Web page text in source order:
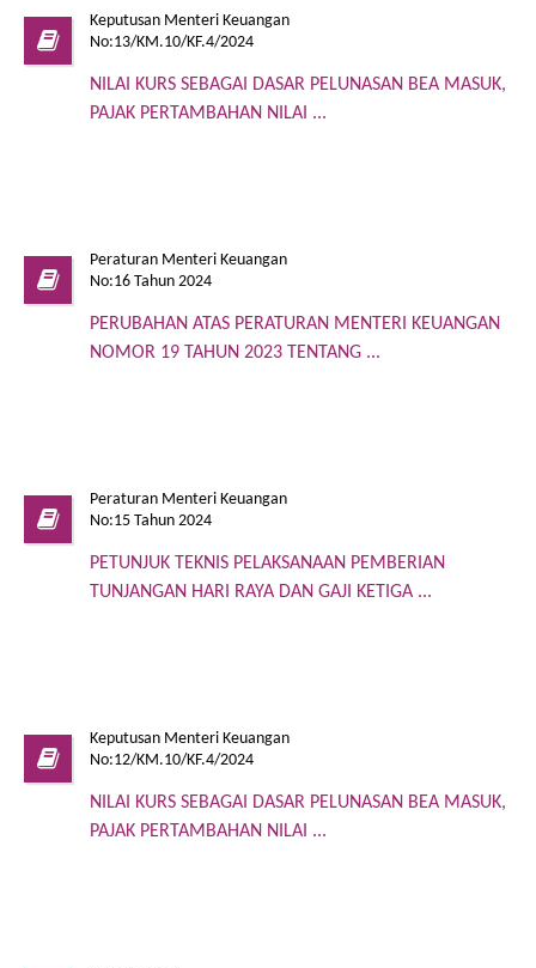
Keputusan Menteri Keuangan
No:13/KM.10/KF.4/2024
NILAI KURS SEBAGAI DASAR PELUNASAN BEA MASUK,
PAJAK PERTAMBAHAN NILAI ...
Peraturan Menteri Keuangan
No:16 Tahun 2024
PERUBAHAN ATAS PERATURAN MENTERI KEUANGAN
NOMOR 19 TAHUN 2023 TENTANG ...
Peraturan Menteri Keuangan
No:15 Tahun 2024
PETUNJUK TEKNIS PELAKSANAAN PEMBERIAN
TUNJANGAN HARI RAYA DAN GAJI KETIGA ...
Keputusan Menteri Keuangan
No:12/KM.10/KF.4/2024
NILAI KURS SEBAGAI DASAR PELUNASAN BEA MASUK,
PAJAK PERTAMBAHAN NILAI ...